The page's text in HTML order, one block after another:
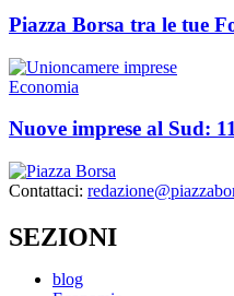
Piazza Borsa tra le tue
Economia
Nuove imprese al Sud:
Contattaci:
SEZIONI
blog